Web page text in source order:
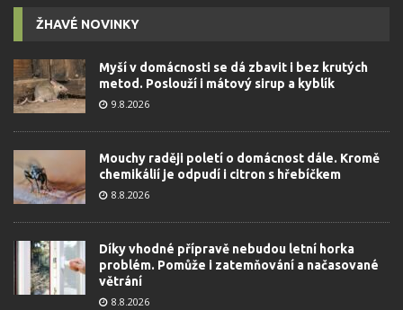
ŽHAVÉ NOVINKY
Myší v domácnosti se dá zbavit i bez krutých
metod. Poslouží i mátový sirup a kyblík
9.8.2026
Mouchy raději poletí o domácnost dále. Kromě
chemikálií je odpudí i citron s hřebíčkem
8.8.2026
Díky vhodné přípravě nebudou letní horka
problém. Pomůže i zatemňování a načasované
větrání
8.8.2026